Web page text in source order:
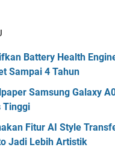
Battery Health
Sampai 4 Tahun
Samsung Galaxy
Tinggi
Fitur AI Style
Jadi Lebih Artistik